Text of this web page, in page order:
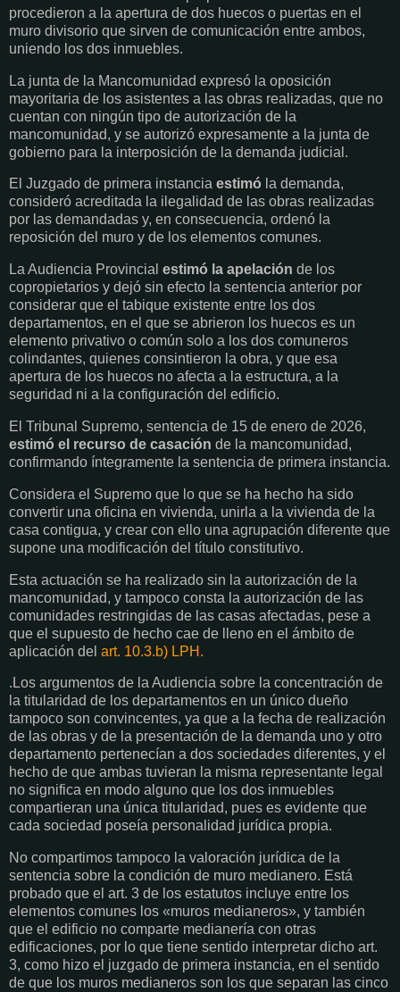
procedieron a la apertura de dos huecos o puertas en el
muro divisorio que sirven de comunicación entre ambos,
uniendo los dos inmuebles.
La junta de la Mancomunidad expresó la oposición
mayoritaria de los asistentes a las obras realizadas, que no
cuentan con ningún tipo de autorización de la
mancomunidad, y se autorizó expresamente a la junta de
gobierno para la interposición de la demanda judicial.
El Juzgado de primera instancia estimó la demanda,
consideró acreditada la ilegalidad de las obras realizadas
por las demandadas y, en consecuencia, ordenó la
reposición del muro y de los elementos comunes.
La Audiencia Provincial estimó la apelación de los
copropietarios y dejó sin efecto la sentencia anterior por
considerar que el tabique existente entre los dos
departamentos, en el que se abrieron los huecos es un
elemento privativo o común solo a los dos comuneros
colindantes, quienes consintieron la obra, y que esa
apertura de los huecos no afecta a la estructura, a la
seguridad ni a la configuración del edificio.
El Tribunal Supremo, sentencia de 15 de enero de 2026,
estimó el recurso de casación de la mancomunidad,
confirmando íntegramente la sentencia de primera instancia.
Considera el Supremo que lo que se ha hecho ha sido
convertir una oficina en vivienda, unirla a la vivienda de la
casa contigua, y crear con ello una agrupación diferente que
supone una modificación del título constitutivo.
Esta actuación se ha realizado sin la autorización de la
mancomunidad, y tampoco consta la autorización de las
comunidades restringidas de las casas afectadas, pese a
que el supuesto de hecho cae de lleno en el ámbito de
aplicación del art. 10.3.b) LPH.
.Los argumentos de la Audiencia sobre la concentración de
la titularidad de los departamentos en un único dueño
tampoco son convincentes, ya que a la fecha de realización
de las obras y de la presentación de la demanda uno y otro
departamento pertenecían a dos sociedades diferentes, y el
hecho de que ambas tuvieran la misma representante legal
no significa en modo alguno que los dos inmuebles
compartieran una única titularidad, pues es evidente que
cada sociedad poseía personalidad jurídica propia.
No compartimos tampoco la valoración jurídica de la
sentencia sobre la condición de muro medianero. Está
probado que el art. 3 de los estatutos incluye entre los
elementos comunes los «muros medianeros», y también
que el edificio no comparte medianería con otras
edificaciones, por lo que tiene sentido interpretar dicho art.
3, como hizo el juzgado de primera instancia, en el sentido
de que los muros medianeros son los que separan las cinco